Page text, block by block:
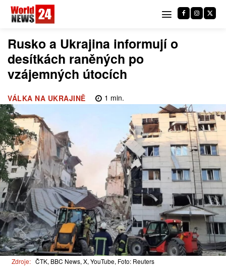
Rusko a Ukrajina informují o
desítkách raněných po
vzájemných útocích
VÁLKA NA UKRAJINĚ 1 min.
Zdroje: ČTK, BBC News, X, YouTube, Foto: Reuters